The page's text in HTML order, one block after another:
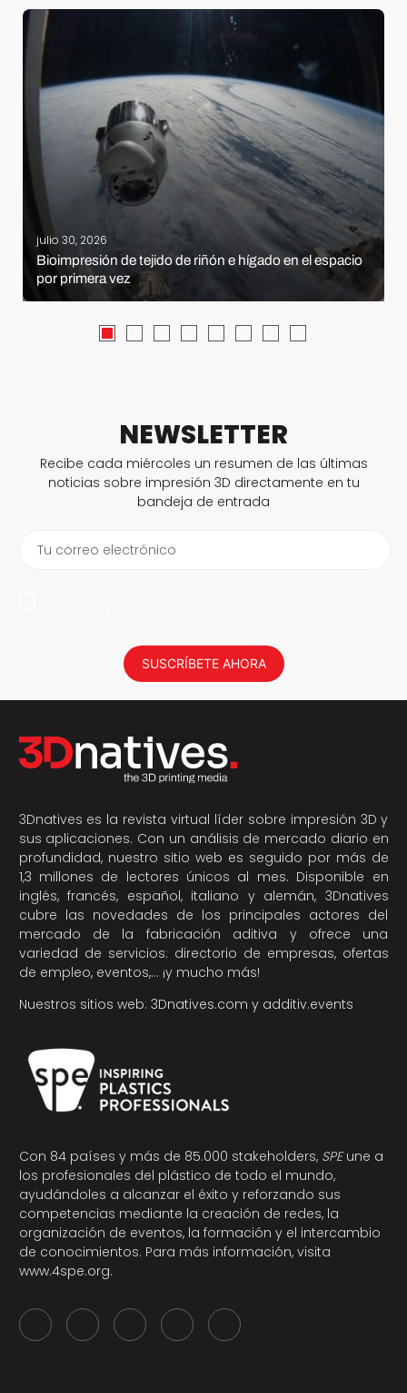
julio 30, 2026
Bioimpresión de tejido de riñón e hígado en el espacio
por primera vez
NEWSLETTER
Recibe cada miércoles un resumen de las últimas
noticias sobre impresión 3D directamente en tu
bandeja de entrada
Tu correo electrónico
SUSCRÍBETE AHORA
3Dnatives es la revista virtual líder sobre impresión 3D y
sus aplicaciones. Con un análisis de mercado diario en
profundidad, nuestro sitio web es seguido por más de
1,3 millones de lectores únicos al mes. Disponible en
inglés, francés, español, italiano y alemán, 3Dnatives
cubre las novedades de los principales actores del
mercado de la fabricación aditiva y ofrece una
variedad de servicios: directorio de empresas, ofertas
de empleo, eventos,… ¡y mucho más!
Nuestros sitios web: 3Dnatives.com y additiv.events
Con 84 países y más de 85.000 stakeholders, SPEune a
los profesionales del plástico de todo el mundo,
ayudándoles a alcanzar el éxito y reforzando sus
competencias mediante la creación de redes, la
organización de eventos, la formación y el intercambio
de conocimientos. Para más información, visita
www.4spe.org.